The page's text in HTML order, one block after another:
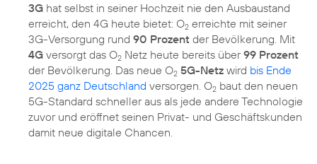
3G hat selbst in seiner Hochzeit nie den Ausbaustand
erreicht, den 4G heute bietet: O2 erreichte mit seiner
3G-Versorgung rund 90 Prozent der Bevölkerung. Mit
4G versorgt das O2 Netz heute bereits über99 Prozent
der Bevölkerung. Das neue O2 5G-Netz wird bis Ende
2025 ganz Deutschland versorgen. O2 baut den neuen
5G-Standard schneller aus als jede andere Technologie
zuvor und eröffnet seinen Privat- und Geschäftskunden